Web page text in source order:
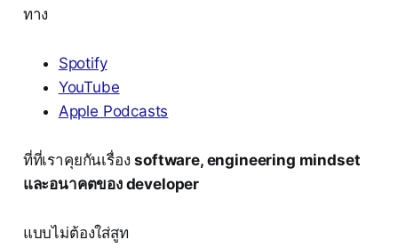
ทาง
Spotify
YouTube
Apple Podcasts
ที่ที่เราคุยกันเรื่องsoftware, engineering mindset
และอนาคตของ developer
แบบไม่ต้องใส่สูท